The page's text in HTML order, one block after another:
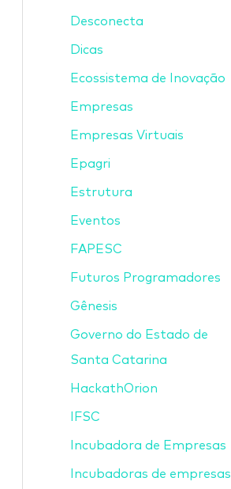
Desconecta
Dicas
Ecossistema de Inovação
Empresas
Empresas Virtuais
Epagri
Estrutura
Eventos
FAPESC
Futuros Programadores
Gênesis
Governo do Estado de
Santa Catarina
HackathOrion
IFSC
Incubadora de Empresas
Incubadoras de empresas